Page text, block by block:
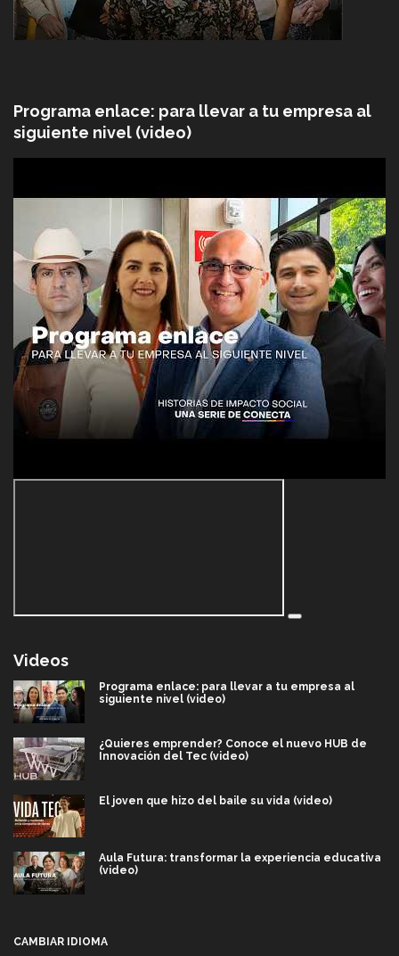
Programa enlace: para llevar a tu empresa al
siguiente nivel (video)
Videos
Programa enlace: para llevar a tu empresa al
siguiente nivel (video)
¿Quieres emprender? Conoce el nuevo HUB de
Innovación del Tec (video)
El joven que hizo del baile su vida (video)
Aula Futura: transformar la experiencia educativa
(video)
CAMBIAR IDIOMA